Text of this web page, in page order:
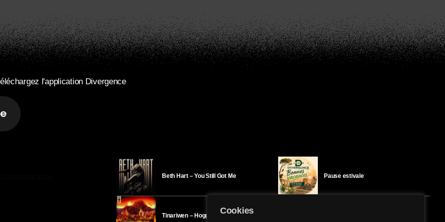
Cookies
l'application Divergence
Beth Hart – You Still Got Me
Tinariwen – Hoggar
Pause estivale